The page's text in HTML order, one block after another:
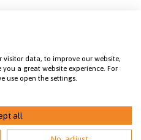
eläinsuojeluyhdistys
visitor data, to improve our website,
a great website experience. For
use open the settings.
all